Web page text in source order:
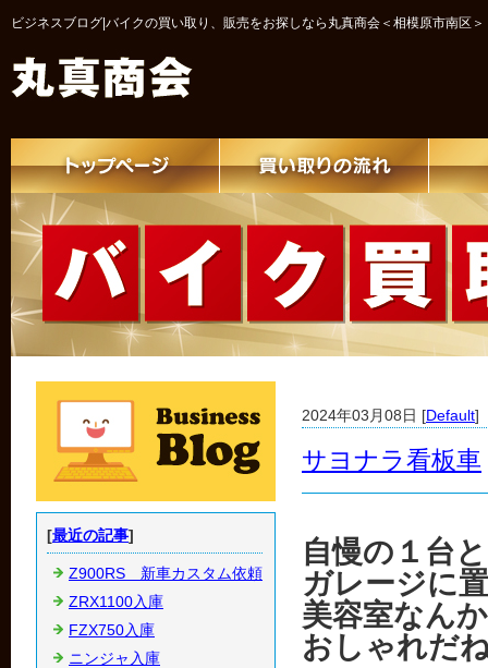
ビジネスブログ|バイクの買い取り、販売をお探しなら丸真商会＜相模原市南区＞
2024年03月08日 [Default]
サヨナラ看板車
自慢の１台
ガレージに
美容室なん
おしゃれだ
[最近の記事]
Z900RS 新車カスタム依頼
ZRX1100入庫
FZX750入庫
ニンジャ入庫